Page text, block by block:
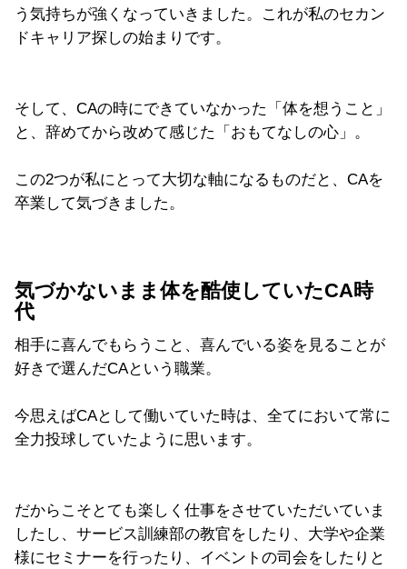
う気持ちが強くなっていきました。これが私のセカン
ドキャリア探しの始まりです。
そして、CAの時にできていなかった「体を想うこと」
と、辞めてから改めて感じた「おもてなしの心」。
この2つが私にとって大切な軸になるものだと、CAを
卒業して気づきました。
気づかないまま体を酷使していたCA時
代
相手に喜んでもらうこと、喜んでいる姿を見ることが
好きで選んだCAという職業。
今思えばCAとして働いていた時は、全てにおいて常に
全力投球していたように思います。
だからこそとても楽しく仕事をさせていただいていま
したし、サービス訓練部の教官をしたり、大学や企業
様にセミナーを行ったり、イベントの司会をしたりと